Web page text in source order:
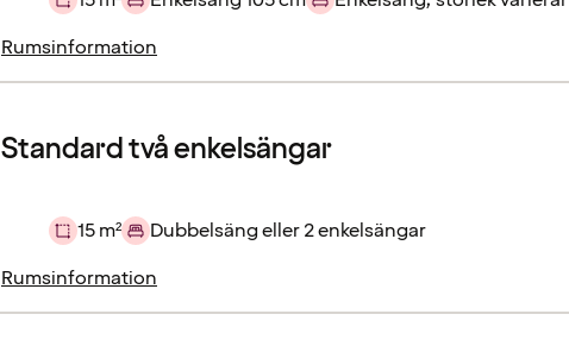
Rumsinformation
Standard två enkelsängar
15 m²
Dubbelsäng eller 2 enkelsängar
Rumsinformation